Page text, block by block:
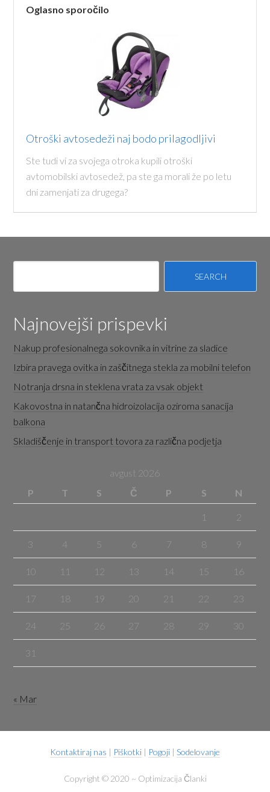
Oglasno sporočilo
Otroški avtosedeži naj bodo prilagodljivi
Ste tudi vi za svojega otroka kupili otroški
avtomobilski avtosedež, pa ste ga morali že po letu
dni zamenjati za drugega?
Najnovejši prispevki
Nakup profesionalnega sokovnika in vitrine za sladice
Izbira pravega ovitka in zaščitnega stekla za mobilni telefon
Notranja drsna in steklena vrata za vsak objekt
Kakovostna in natančna hidroizolacija oziroma sanacija
balkona
Skladiščenje in transport tovora za različna podjetja
avgust 2026
P
T S Č P S N
1 2
3 4 5 6 7 8 9
10 11 12 13 14 15 16
17 18 19 20 21 22 23
24 25 26 27 28 29 30
31
« Mar
Kontaktiraj nas | Piškotki | Pogoji | Sodelovanje
Copyright © 2020 ~ Optimizacija Članki